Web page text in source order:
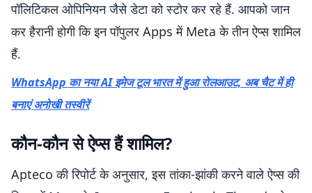
पॉलिटिकल ओपिनियन जैसे डेटा को स्टोर कर रहे हैं. आपको जान
कर हैरानी होगी कि इन पॉपुलर Apps में Meta के तीन ऐप्स शामिल
हैं.
WhatsApp का नया AI इमेज टूल भारत में हुआ रोलआउट, अब चैट में ही
बनाएं अनोखी तस्वीरें
कौन-कौन से ऐप्स हैं शामिल?
Apteco की रिपोर्ट के अनुसार, इस तांका-झांकी करने वाले ऐप्स की